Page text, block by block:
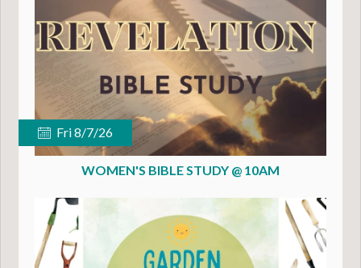
Fri 8/7/26
WOMEN'S BIBLE STUDY @ 10AM